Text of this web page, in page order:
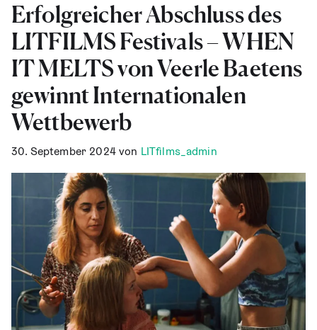
Erfolg­rei­cher Abschluss des
LITFILMS Fes­ti­vals – WHEN
IT MELTS von Veer­le Bae­tens
gewinnt Inter­na­tio­na­len
Wettbewerb
30. September 2024von LITfilms_admin